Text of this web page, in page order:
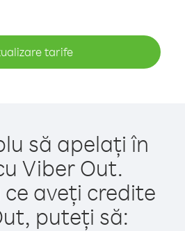
tarife
să apelați în
Viber Out.
aveți credite
puteți să: